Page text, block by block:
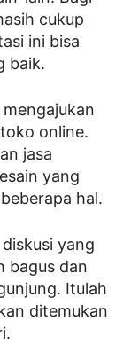
cukup
ini bisa
baik.
online.
jasa
yang
hal.
yang
bagus dan
Itulah
ditemukan